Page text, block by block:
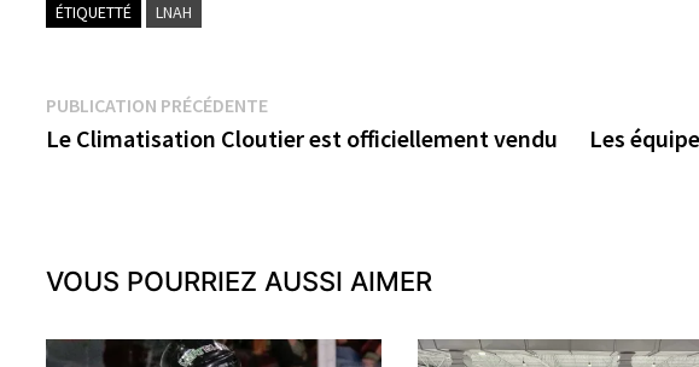
ÉTIQUETTÉ LNAH
Navigation
de
PUBLICATION PRÉCÉDENTEPublication
précédente :
Le Climatisation Cloutier est officiellement vendu
Les
VOUS POURRIEZ AUSSI AIMER